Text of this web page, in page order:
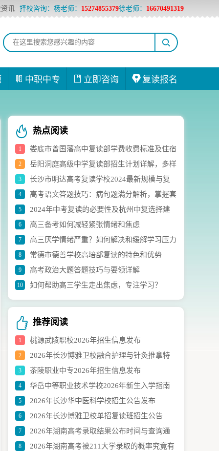
中职中专 立即咨询 复读报名
讯 择校咨询：杨老师： 15274855379徐老师： 16670491319
热点阅读
1
娄底市曾国藩高中复读部学费收费标准及住宿
费用详解
2
岳阳洞庭高级中学复读部招生计划详解，多样
化选科组合助力学生成长
3
长沙市明达高考复读学校2024最新规模与复
读生人数实时统计
4
高考语文答题技巧：病句题满分解析，掌握套
路轻松应对
5
2024年中考复读的必要性及杭州中复选择建
议
6 高三备考如何减轻紧张情绪和焦虑
7 高三厌学情绪严重？如何解决和缓解学习压力
8 常德市德善学校高培部复读的特色和优势
9 高考政治大题答题技巧与要领详解
10 如何帮助高三学生走出焦虑，专注学习？
推荐阅读
1 桃源武陵职校2026年招生信息发布
2
2026年长沙博雅卫校融合护理与针灸推拿特
色班招生启动
3 茶陵职业中专2026年招生信息发布
4 华岳中等职业技术学校2026年新生入学指南
5 2026年长沙华中医科学校招生公告发布
6 2026年长沙博雅卫校单招复读班招生公告
7
2026年湖南高考录取结果公布时间与查询通
道 投档后何时能查到
8
2026年湖南高考被211大学录取的概率究竟有